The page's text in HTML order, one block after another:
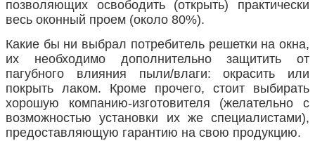
позволяющих освободить (открыть) практически
весь оконный проем (около 80%).
Какие бы ни выбрал потребитель решетки на окна,
их необходимо дополнительно защитить от
пагубного влияния пыли/влаги: окрасить или
покрыть лаком. Кроме прочего, стоит выбирать
хорошую компанию-изготовителя (желательно с
возможностью установки их же специалистами),
предоставляющую гарантию на свою продукцию.